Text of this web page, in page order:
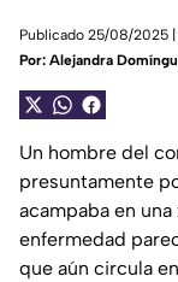
Publicado 25/08/2025 |
Por: Alejandra
Un hombre del
presuntamente
acampaba en
enfermedad
que aún circula